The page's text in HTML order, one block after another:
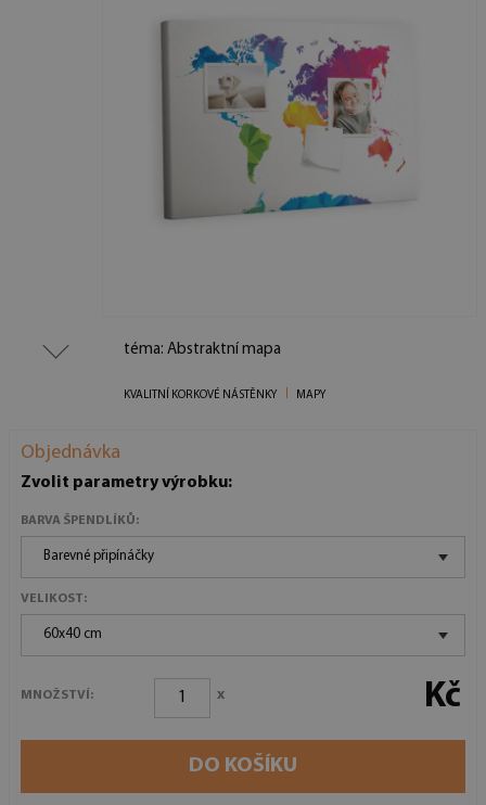
téma: Abstraktní mapa
KVALITNÍ KORKOVÉ NÁSTĚNKY MAPY
Objednávka
Zvolit parametry výrobku:
BARVA ŠPENDLÍKŮ:
Barevné připínáčky
VELIKOST:
60x40 cm
MNOŽSTVÍ: x Kč
DO KOŠÍKU